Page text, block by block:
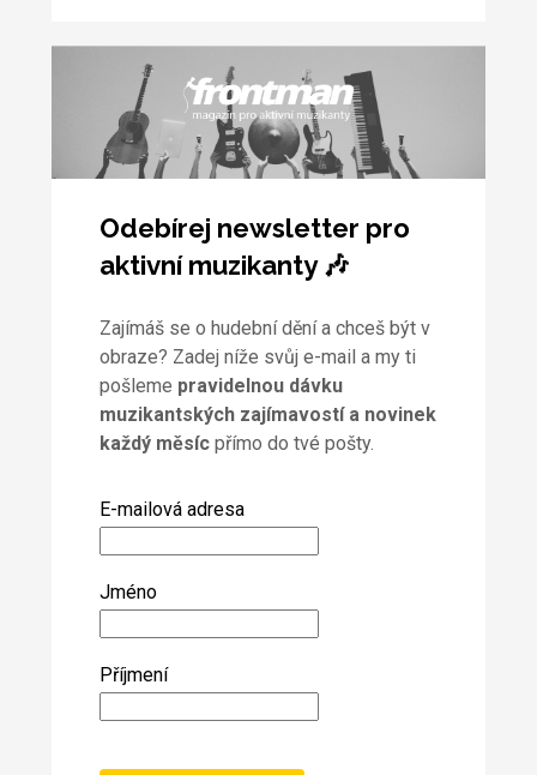
Odebírej newsletter pro
aktivní muzikanty 🎶
Zajímáš se o hudební dění a chceš být v
obraze? Zadej níže svůj e-mail a my ti
pošleme pravidelnou dávku
muzikantských zajímavostí a novinek
každý měsícpřímo do tvé pošty.
E-mailová adresa
Jméno
Příjmení